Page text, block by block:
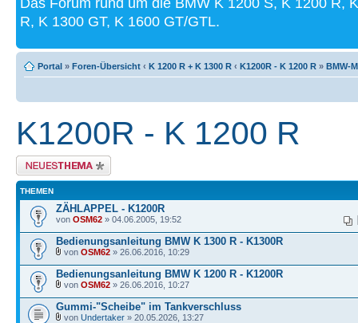
Das Forum rund um die BMW K 1200 S, K 1200 R,
R, K 1300 GT, K 1600 GT/GTL.
Portal » Foren-Übersicht ‹ K 1200 R + K 1300 R ‹ K1200R - K 1200 R » BMW-
K1200R - K 1200 R
Neues Thema erstellen
THEMEN
ZÄHLAPPEL - K1200R
von OSM62 » 04.06.2005, 19:52
Bedienungsanleitung BMW K 1300 R - K1300R
von OSM62 » 26.06.2016, 10:29
Bedienungsanleitung BMW K 1200 R - K1200R
von OSM62 » 26.06.2016, 10:27
Gummi-"Scheibe" im Tankverschluss
von Undertaker » 20.05.2026, 13:27